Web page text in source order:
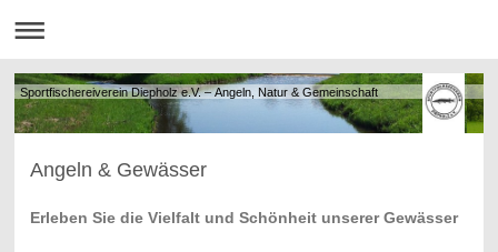
Sportfischereiverein Diepholz e.V. – Angeln, Natur & Gemeinschaft
Angeln & Gewässer
Erleben Sie die Vielfalt und Schönheit unserer Gewässer